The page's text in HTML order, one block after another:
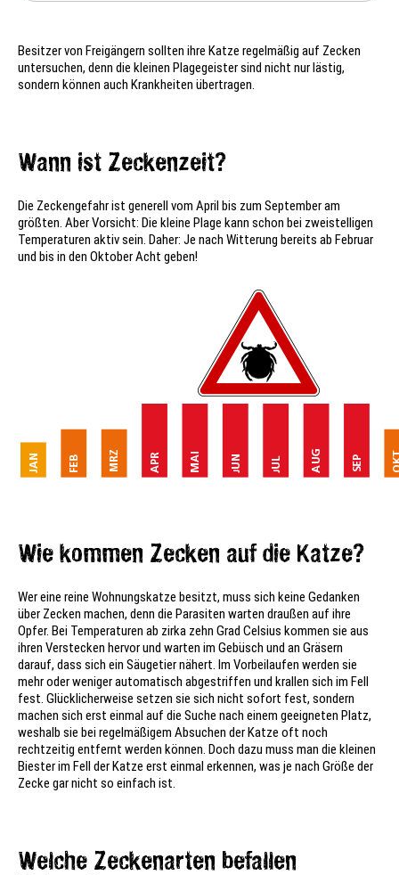
Besitzer von Freigängern sollten ihre Katze regelmäßig auf Zecken
untersuchen, denn die kleinen Plagegeister sind nicht nur lästig,
sondern können auch Krankheiten übertragen.
Wann ist Zeckenzeit?
Die Zeckengefahr ist generell vom April bis zum September am
größten. Aber Vorsicht: Die kleine Plage kann schon bei zweistelligen
Temperaturen aktiv sein. Daher: Je nach Witterung bereits ab Februar
und bis in den Oktober Acht geben!
Wie kommen Zecken auf die Katze?
Wer eine reine Wohnungskatze besitzt, muss sich keine Gedanken
über Zecken machen, denn die Parasiten warten draußen auf ihre
Opfer. Bei Temperaturen ab zirka zehn Grad Celsius kommen sie aus
ihren Verstecken hervor und warten im Gebüsch und an Gräsern
darauf, dass sich ein Säugetier nähert. Im Vorbeilaufen werden sie
mehr oder weniger automatisch abgestriffen und krallen sich im Fell
fest. Glücklicherweise setzen sie sich nicht sofort fest, sondern
machen sich erst einmal auf die Suche nach einem geeigneten Platz,
weshalb sie bei regelmäßigem Absuchen der Katze oft noch
rechtzeitig entfernt werden können. Doch dazu muss man die kleinen
Biester im Fell der Katze erst einmal erkennen, was je nach Größe der
Zecke gar nicht so einfach ist.
Welche Zeckenarten befallen